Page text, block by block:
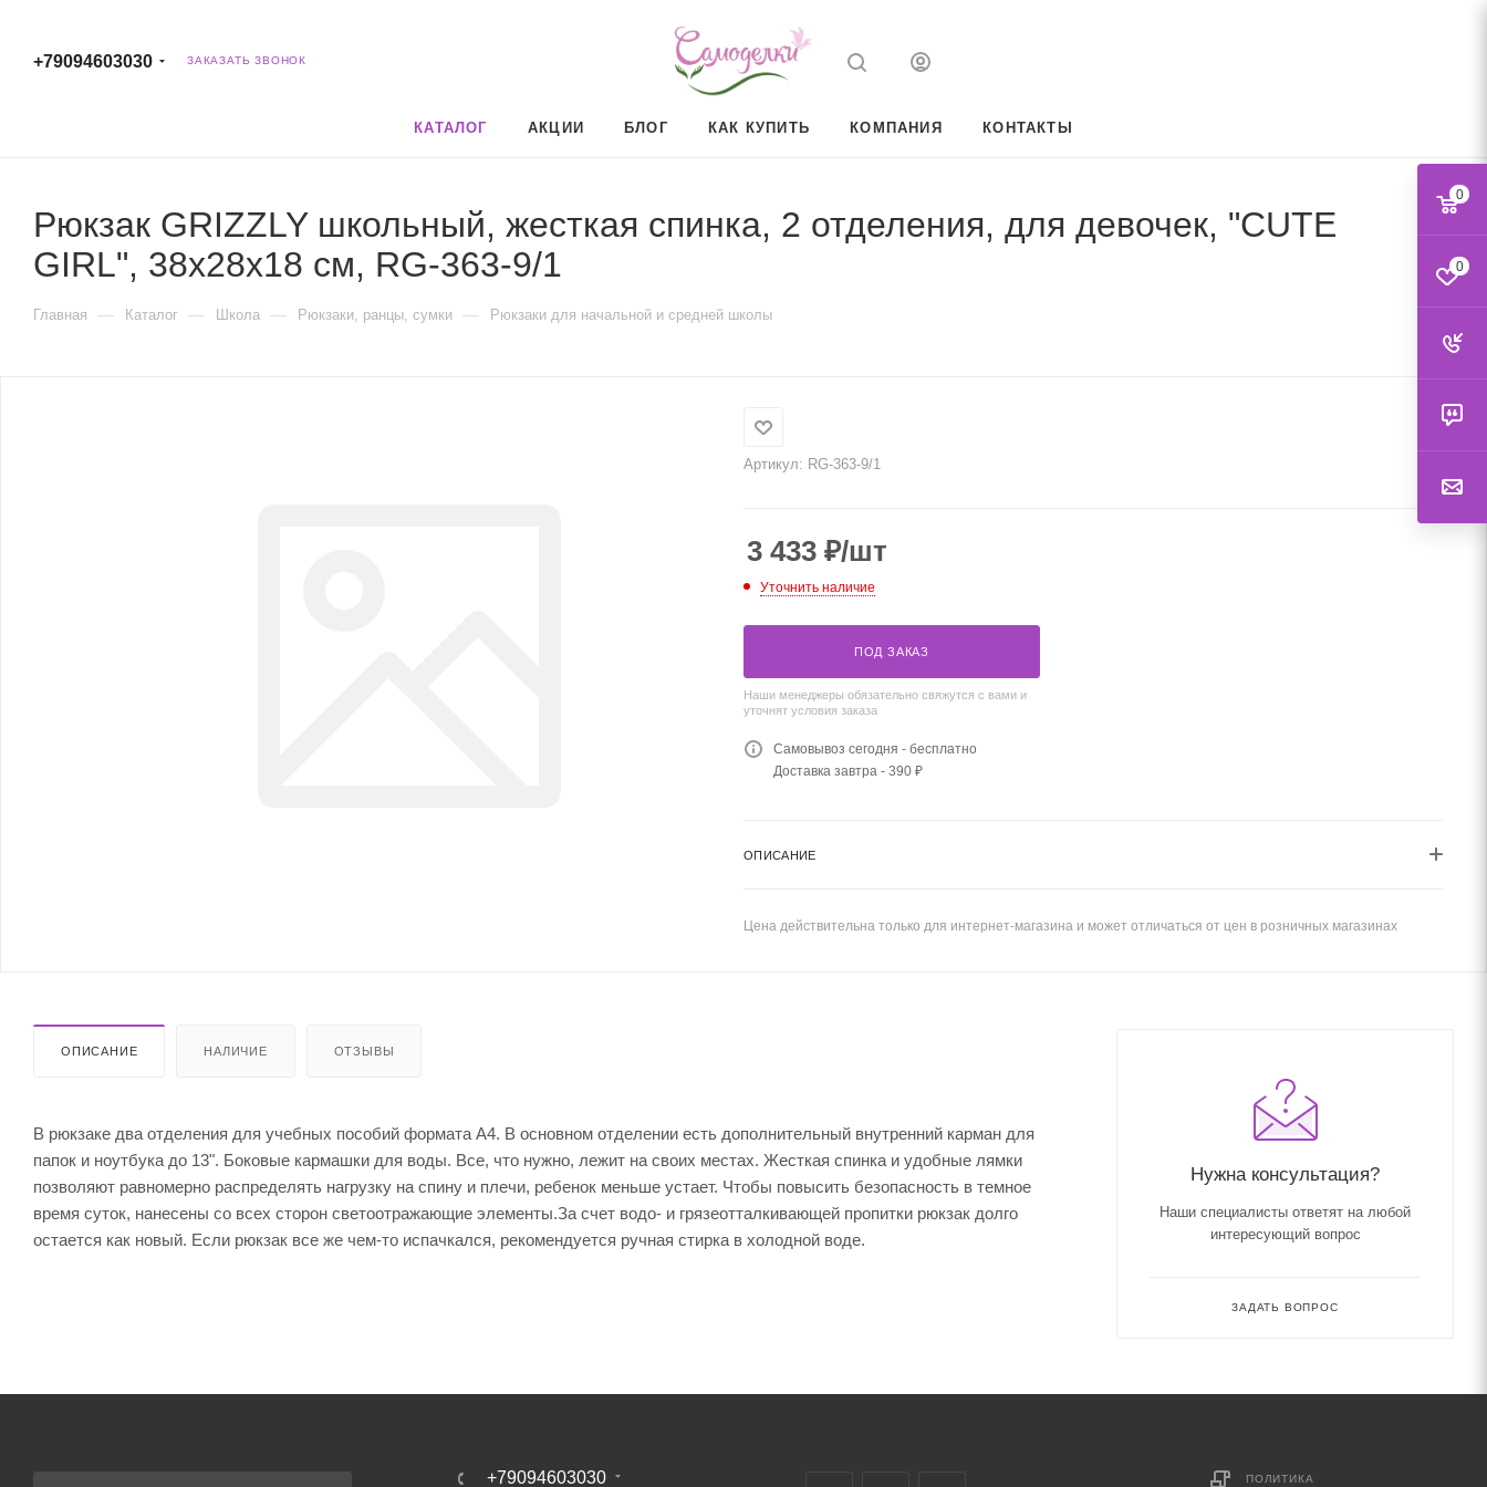
+79094603030 ЗАКАЗАТЬ ЗВОНОК
КАТАЛОГ АКЦИИ БЛОГ КАК КУПИТЬ КОМПАНИЯ КОНТАКТЫ
Рюкзак GRIZZLY школьный, жесткая спинка, 2 отделения, для девочек, "CUTE
GIRL", 38х28х18 см, RG-363-9/1
Главная — Каталог — Школа — Рюкзаки, ранцы, сумки — Рюкзаки для начальной и средней школы
Артикул: RG-363-9/1
3 433 ₽/шт
Уточнить наличие
ПОД ЗАКАЗ
Наши менеджеры обязательно свяжутся с вами и
уточнят условия заказа
Самовывоз сегодня - бесплатно
Доставка завтра - 390 ₽
ОПИСАНИЕ
Цена действительна только для интернет-магазина и может отличаться от цен в розничных магазинах
ОПИСАНИЕ НАЛИЧИЕ ОТЗЫВЫ
В рюкзаке два отделения для учебных пособий формата А4. В основном отделении есть дополнительный внутренний карман для
папок и ноутбука до 13". Боковые кармашки для воды. Все, что нужно, лежит на своих местах. Жесткая спинка и удобные лямки
позволяют равномерно распределять нагрузку на спину и плечи, ребенок меньше устает. Чтобы повысить безопасность в темное
время суток, нанесены со всех сторон светоотражающие элементы.За счет водо- и грязеотталкивающей пропитки рюкзак долго
остается как новый. Если рюкзак все же чем-то испачкался, рекомендуется ручная стирка в холодной воде.
Нужна консультация?
Наши специалисты ответят на любой
интересующий вопрос
ЗАДАТЬ ВОПРОС
+79094603030 ПОЛИТИКА
0
0